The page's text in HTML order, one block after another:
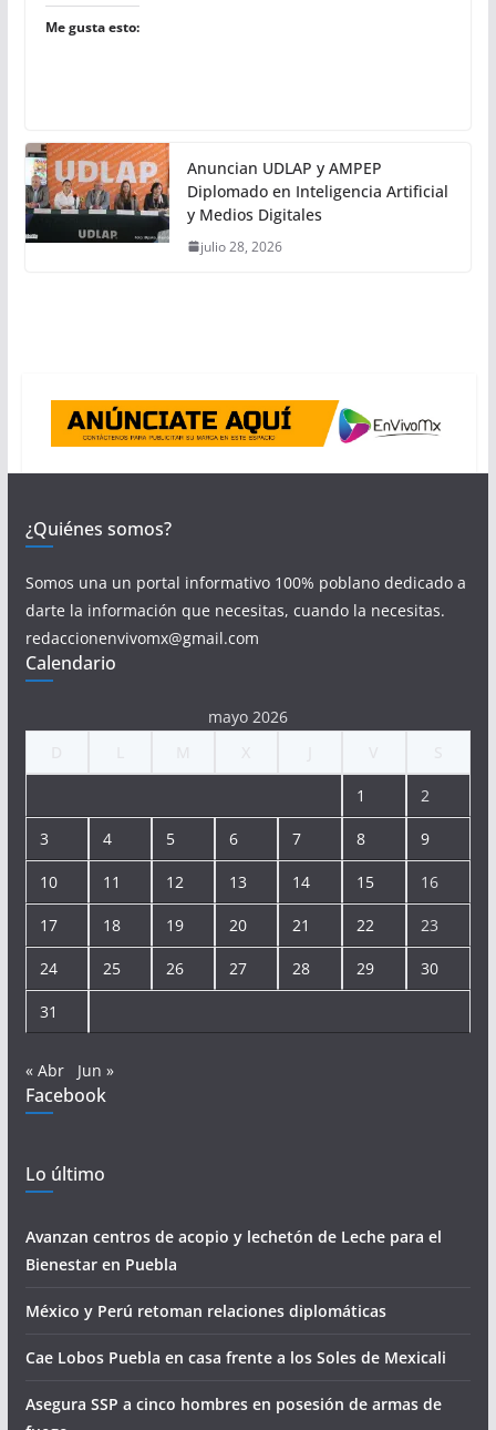
Me gusta esto:
Anuncian UDLAP y AMPEP
Diplomado en Inteligencia Artificial
y Medios Digitales
julio 28, 2026
¿Quiénes somos?
Somos una un portal informativo 100% poblano dedicado a
darte la información que necesitas, cuando la necesitas.
redaccionenvivomx@gmail.com
Calendario
mayo 2026
1 2
3 4 5 6 7 8 9
10 11 12 13 14 15 16
17 18 19 20 21 22 23
24 25 26 27 28 29 30
31
« Abr Jun »
Facebook
Lo último
Avanzan centros de acopio y lechetón de Leche para el
Bienestar en Puebla
México y Perú retoman relaciones diplomáticas
Cae Lobos Puebla en casa frente a los Soles de Mexicali
Asegura SSP a cinco hombres en posesión de armas de